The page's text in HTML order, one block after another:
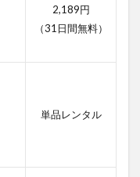
2,189円
（31日間無料）
単品レンタル